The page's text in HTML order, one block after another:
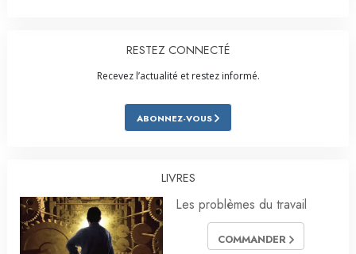
RESTEZ CONNECTÉ
Recevez l’actualité et restez informé.
ABONNEZ-VOUS
LIVRES
Les problèmes du travail
COMMANDER